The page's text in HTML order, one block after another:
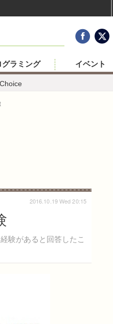
グラミング イベント
験があると回答したこ
2016.10.19 Wed 20:15